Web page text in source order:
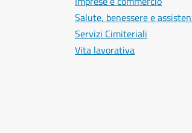
Salute, benessere e
Servizi Cimiteriali
Vita lavorativa